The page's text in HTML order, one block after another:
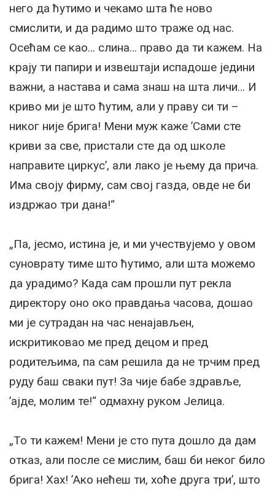
него да ћутимо и чекамо шта ће ново
смислити, и да радимо што траже од нас.
Осећам се као… слина… право да ти кажем. На
крају ти папири и извештаји испадоше једини
важни, а настава и сама знаш на шта личи… И
криво ми је што ћутим, али у праву си ти –
никог није брига! Мени муж каже ’Сами сте
криви за све, пристали сте да од школе
направите циркус’, али лако је њему да прича.
Има своју фирму, сам свој газда, овде не би
издржао три дана!“
„Па, јесмо, истина је, и ми учествујемо у овом
суноврату тиме што ћутимо, али шта можемо
да урадимо? Када сам прошли пут рекла
директору оно око правдања часова, дошао
ми је сутрадан на час ненајављен,
искритиковао ме пред децом и пред
родитељима, па сам решила да не трчим пред
руду баш сваки пут! За чије бабе здравље,
’ајде, молим те!“ одмахну руком Јелица.
„То ти кажем! Мени је сто пута дошло да дам
отказ, али после се мислим, баш би неког било
брига! Хах! ’Ако нећеш ти, хоће друга три’, што